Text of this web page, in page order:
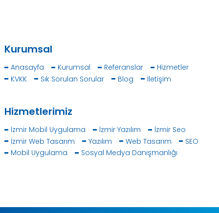
Kurumsal
Anasayfa Kurumsal Referanslar
Hizmetler
KVKK
Sık Sorulan Sorular Blog İletişim
Hizmetlerimiz
İzmir Mobil Uygulama İzmir Yazılım
İzmir Seo
İzmir Web Tasarım
Yazılım Web Tasarım
SEO
Mobil Uygulama
Sosyal Medya Danışmanlığı